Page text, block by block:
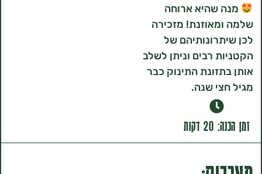
ארוחה
מזכירה
של
רבים וניתן לשלב
התינוק כבר
שנה.